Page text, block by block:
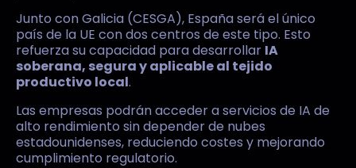
Junto con Galicia (CESGA), España será el único
país de la UE con dos centros de este tipo. Esto
refuerza su capacidad para desarrollar IA
soberana, segura y aplicable al tejido
productivo local.
Las empresas podrán acceder a servicios de IA de
alto rendimiento sin depender de nubes
estadounidenses, reduciendo costes y mejorando
cumplimiento regulatorio.